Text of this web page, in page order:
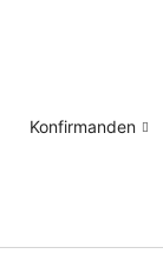
Konfirmanden